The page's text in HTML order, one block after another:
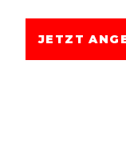
JETZT